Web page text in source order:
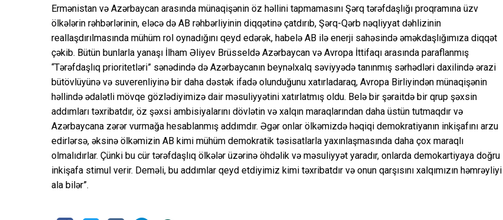
Ermənistan və Azərbaycan arasında münaqişənin öz həllini tapmamasını Şərq tərəfdaşlığı proqramına üzv
ölkələrin rəhbərlərinin, eləcə də AB rəhbərliyinin diqqətinə çatdırıb, Şərq-Qərb nəqliyyat dəhlizinin
reallaşdırılmasında mühüm rol oynadığını qeyd edərək, habelə AB ilə enerji sahəsində əməkdaşlığımıza diqqət
çəkib. Bütün bunlarla yanaşı İlham Əliyev Brüsseldə Azərbaycan və Avropa İttifaqı arasında paraflanmış
“Tərəfdaşlıq prioritetləri” sənədində də Azərbaycanın beynəlxalq səviyyədə tanınmış sərhədləri daxilində ərazi
bütövlüyünə və suverenliyinə bir daha dəstək ifadə olunduğunu xatırladaraq, Avropa Birliyindən münaqişənin
həllində ədalətli mövqe gözlədiyimizə dair məsuliyyətini xatırlatmış oldu. Belə bir şəraitdə bir qrup şəxsin
addımları təxribatdır, öz şəxsi ambisiyalarını dövlətin və xalqın maraqlarından daha üstün tutmaqdır və
Azərbaycana zərər vurmağa hesablanmış addımdır. Əgər onlar ölkəmizdə həqiqi demokratiyanın inkişafını arzu
edirlərsə, əksinə ölkəmizin AB kimi mühüm demokratik təsisatlarla yaxınlaşmasında daha çox maraqlı
olmalıdırlar. Çünki bu cür tərəfdaşlıq ölkələr üzərinə öhdəlik və məsuliyyət yaradır, onlarda demokartiyaya doğru
inkişafa stimul verir. Deməli, bu addımlar qeyd etdiyimiz kimi təxribatdır və onun qarşısını xalqımızın həmrəyliyi
ala bilər”.